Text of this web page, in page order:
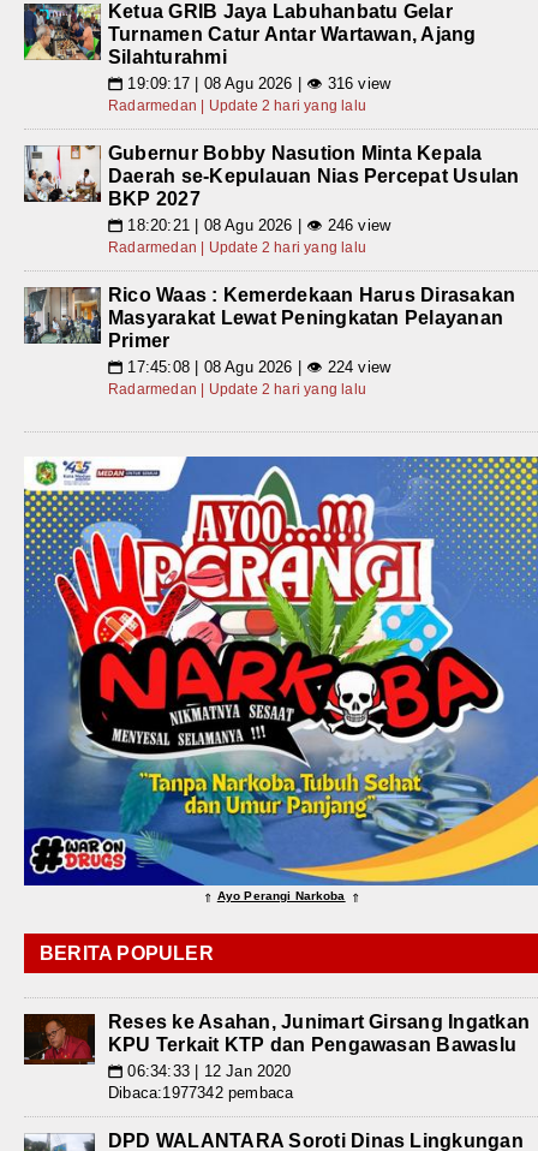
Ketua GRIB Jaya Labuhanbatu Gelar
Turnamen Catur Antar Wartawan, Ajang
Silahturahmi
📅 19:09:17 | 08 Agu 2026 | 👁 316 view
Radarmedan | Update 2 hari yang lalu
Gubernur Bobby Nasution Minta Kepala
Daerah se-Kepulauan Nias Percepat Usulan
BKP 2027
📅 18:20:21 | 08 Agu 2026 | 👁 246 view
Radarmedan | Update 2 hari yang lalu
Rico Waas : Kemerdekaan Harus Dirasakan
Masyarakat Lewat Peningkatan Pelayanan
Primer
📅 17:45:08 | 08 Agu 2026 | 👁 224 view
Radarmedan | Update 2 hari yang lalu
⇑ Ayo Perangi Narkoba ⇑
BERITA POPULER
Reses ke Asahan, Junimart Girsang Ingatkan
KPU Terkait KTP dan Pengawasan Bawaslu
📅 06:34:33 | 12 Jan 2020
Dibaca:1977342 pembaca
DPD WALANTARA Soroti Dinas Lingkungan